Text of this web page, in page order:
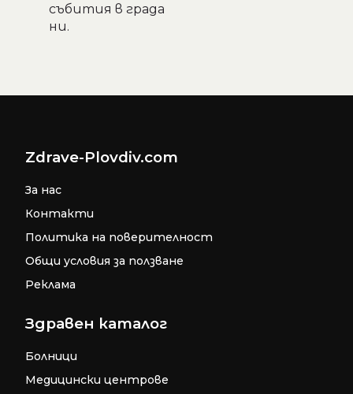
събития в града
ни.
Zdrave-Plovdiv.com
За нас
Контакти
Политика на поверителност
Общи условия за ползване
Реклама
Здравен каталог
Болници
Медицински центрове